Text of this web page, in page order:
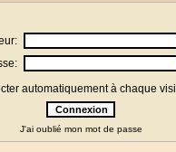
automatiquement à chaque
J'ai oublié mon mot de passe